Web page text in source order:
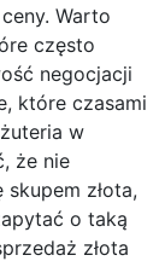
Warto
często
negocjacji
które czasami
w
że nie
złota,
o taką
złota